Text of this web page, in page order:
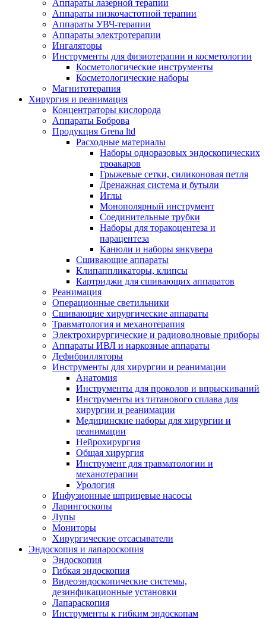
Аппараты лазерной терапии
Аппараты низкочастотной терапии
Аппараты УВЧ-терапии
Аппараты электротерапии
Ингаляторы
Инструменты для физиотерапии и косметологии
Косметологические инструменты
Косметологические наборы
Магнитотерапия
Хирургия и реанимация
Концентраторы кислорода
Аппараты Боброва
Продукция Grena ltd
Расходные материалы
Наборы одноразовых эндоскопических
троакаров
Грыжевые сетки, силиконовая петля
Дренажная система и бутыли
Иглы
Монополярный инструмент
Соединительные трубки
Наборы для торакоцентеза и
парацентеза
Канюли и наборы янкувера
Сшивающие аппараты
Клипаппликаторы, клипсы
Картриджи для сшивающих аппаратов
Реанимация
Операционные светильники
Сшивающие хирургические аппараты
Травматология и механотерапия
Электрохирургические и радиоволновые приборы
Аппараты ИВЛ и наркозные аппараты
Дефибрилляторы
Инструменты для хирургии и реанимации
Анатомия
Инструменты для проколов и впрыскиваний
Инструменты из титанового сплава для
хирургии и реанимации
Медицинские наборы для хирургии и
реанимации
Нейрохирургия
Общая хирургия
Инструмент для травматологии и
механотерапии
Урология
Инфузионные шприцевые насосы
Ларингоскопы
Лупы
Мониторы
Хирургические отсасыватели
Эндоскопия и лапароскопия
Эндоскопия
Гибкая эндоскопия
Видеоэндоскопические системы,
дезинфикационные установки
Лапараскопия
Инструменты к гибким эндоскопам